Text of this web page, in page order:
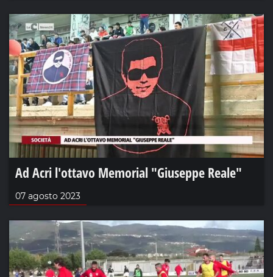
Ad Acri l'ottavo Memorial "Giuseppe Reale"
07 agosto 2023